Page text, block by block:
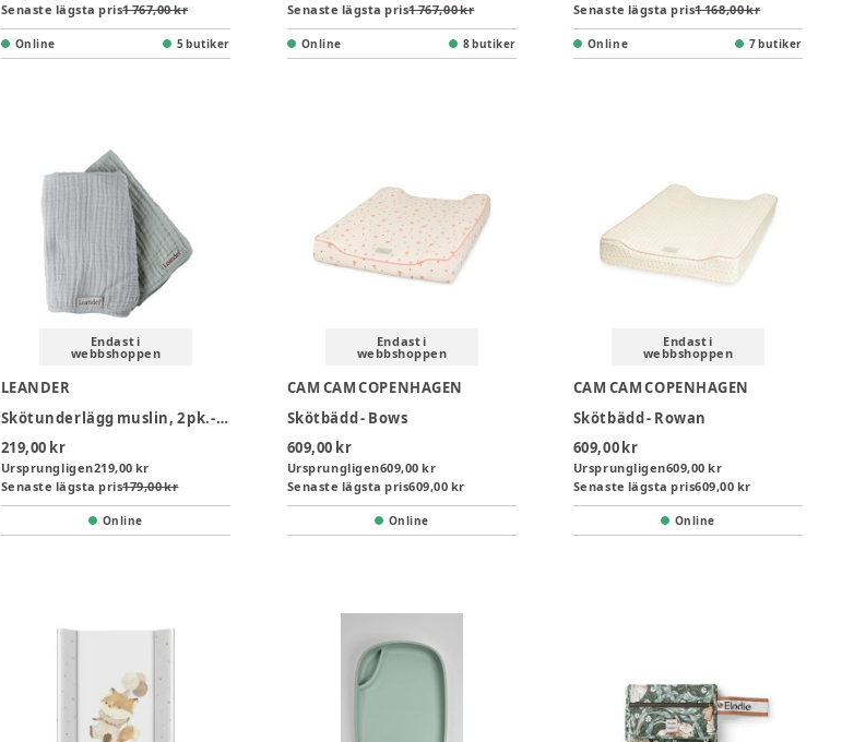
Senaste lägsta pris1 767,00 kr
Online 5 butiker
Senaste lägsta pris1 767,00 kr
Online 8 butiker
Senaste lägsta pris1 168,00 kr
Online 7 butiker
Endast i
webbshoppen
LEANDER
Skötunderlägg muslin, 2 pk.-Pearl Grey/Sage Green
219,00 kr
Ursprungligen219,00 kr
Senaste lägsta pris179,00 kr
Online
Endast i
webbshoppen
CAM CAM COPENHAGEN
Skötbädd - Bows
609,00 kr
Ursprungligen609,00 kr
Senaste lägsta pris609,00 kr
Online
Endast i
webbshoppen
CAM CAM COPENHAGEN
Skötbädd - Rowan
609,00 kr
Ursprungligen609,00 kr
Senaste lägsta pris609,00 kr
Online